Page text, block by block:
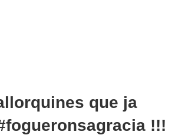
que ja
!!!